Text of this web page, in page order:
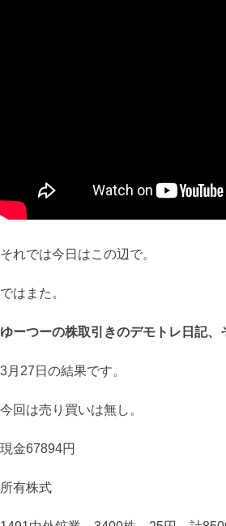
それでは今日はこの辺で。
ではまた。
ゆーつーの株取引きのデモトレ日記、
3月27日の結果です。
今回は売り買いは無し。
現金67894円
所有株式